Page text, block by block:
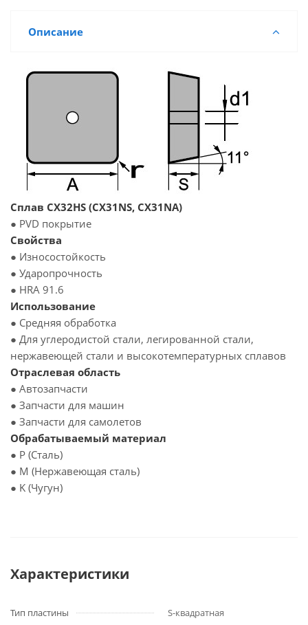
Описание
Сплав CX32HS (CX31NS, CX31NA)
● PVD покрытие
Свойства
● Износостойкость
● Ударопрочность
● HRA 91.6
Использование
● Средняя обработка
● Для углеродистой стали, легированной стали,
нержавеющей стали и высокотемпературных сплавов
Отраслевая область
● Автозапчасти
● Запчасти для машин
● Запчасти для самолетов
Обрабатываемый материал
● P (Сталь)
● M (Нержавеющая сталь)
● K (Чугун)
Характеристики
Тип пластины
S-квадратная